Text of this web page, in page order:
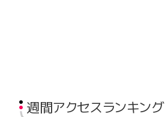
週間アクセスランキング